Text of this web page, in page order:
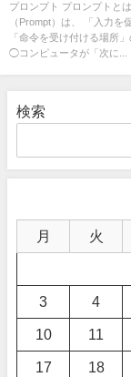
プロンプト プロンプトと
（Prompt）は、 「入力を
「命令を受け付ける場所」
◯コンピュータが「次に...
検索
月 火
3 4
10 11
17 18